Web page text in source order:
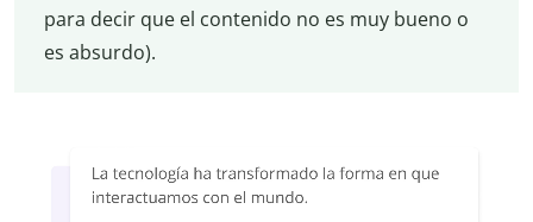
para decir que el contenido no es muy bueno o
es absurdo).